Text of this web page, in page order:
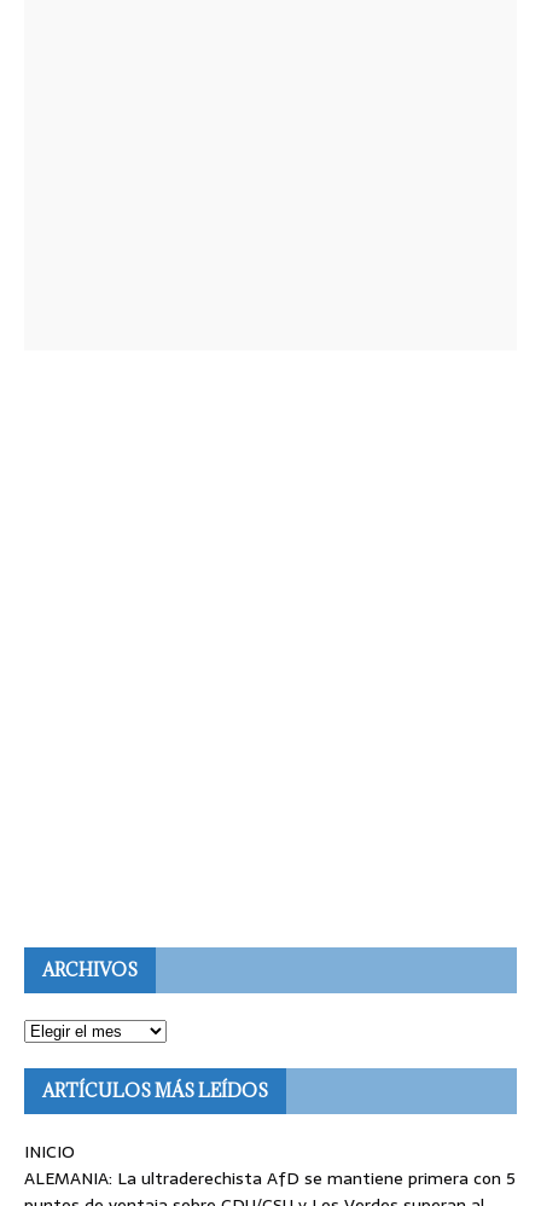
ARCHIVOS
ARTÍCULOS MÁS LEÍDOS
INICIO
ALEMANIA: La ultraderechista AfD se mantiene primera con 5